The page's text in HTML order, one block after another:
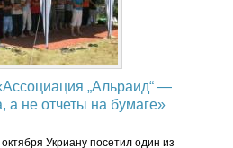
„Альраид“ —
а не отчеты на бумаге»
Укриану посетил один из